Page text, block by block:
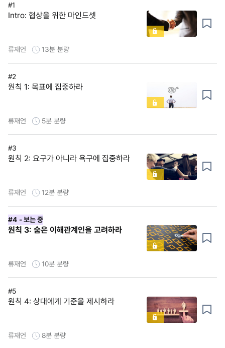
#1
Intro: 협상을 위한 마인드셋
류재언 13분 분량
#2
원칙 1: 목표에 집중하라
류재언 5분 분량
#3
원칙 2: 요구가 아니라 욕구에 집중하라
류재언 12분 분량
#4 - 보는 중
원칙 3: 숨은 이해관계인을 고려하라
류재언 10분 분량
#5
원칙 4: 상대에게 기준을 제시하라
류재언 8분 분량